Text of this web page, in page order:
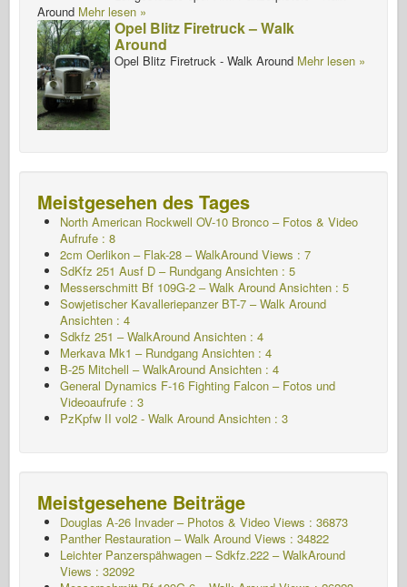
Around Mehr lesen »
Opel Blitz Firetruck – Walk
Around
Opel Blitz Firetruck - Walk Around Mehr lesen »
Meistgesehen des Tages
North American Rockwell OV-10 Bronco – Fotos & Video
Aufrufe : 8
2cm Oerlikon – Flak-28 – WalkAround Views : 7
SdKfz 251 Ausf D – Rundgang Ansichten : 5
Messerschmitt Bf 109G-2 – Walk Around Ansichten : 5
Sowjetischer Kavalleriepanzer BT-7 – Walk Around
Ansichten : 4
Sdkfz 251 – WalkAround Ansichten : 4
Merkava Mk1 – Rundgang Ansichten : 4
B-25 Mitchell – WalkAround Ansichten : 4
General Dynamics F-16 Fighting Falcon – Fotos und
Videoaufrufe : 3
PzKpfw II vol2 - Walk Around Ansichten : 3
Meistgesehene Beiträge
Douglas A-26 Invader – Photos & Video Views : 36873
Panther Restauration – Walk Around Views : 34822
Leichter Panzerspähwagen – Sdkfz.222 – WalkAround
Views : 32092